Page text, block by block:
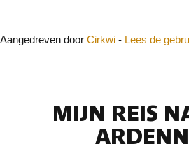
Aangedreven door Cirkwi - Lees de
MIJN REIS